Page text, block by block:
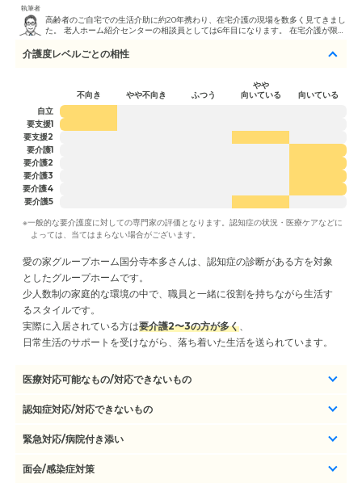
執筆者
高齢者のご自宅での生活介助に約20年携わり、在宅介護の現場を数多く見てきまし
た。 老人ホーム紹介センターの相談員としては6年目になります。 在宅介護が限界
切にしています。 派手な説明よりも、これまでの暮らしやご家族の想いを丁寧にく
み取り、現実的で無理のない住まい選びを一緒に考えます。 趣味はバック作りやお
介護度レベルごとの相性
不向き やや不向き ふつう
やや
向いている
向いている
自立
要支援1
要支援2
要介護1
要介護2
要介護3
要介護4
要介護5
※一般的な要介護度に対しての専門家の評価となります。認知症の状況・医療ケアなどに
よっては、当てはまらない場合がございます。
愛の家グループホーム国分寺本多さんは、認知症の診断がある方を対象
としたグループホームです。
少人数制の家庭的な環境の中で、職員と一緒に役割を持ちながら生活す
るスタイルです。
実際に入居されている方は要介護2〜3の方が多く
日常生活のサポートを受けながら、落ち着いた生活を送られています。
医療対応可能なもの/対応できないもの
認知症対応/対応できないもの
緊急対応/病院付き添い
面会/感染症対策